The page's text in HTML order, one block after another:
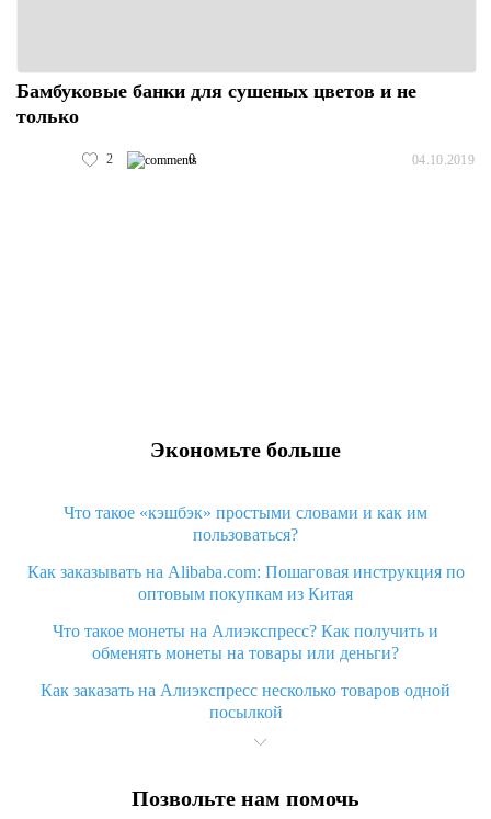
Бамбуковые банки для сушеных цветов и не
только
2 0 04.10.2019
Экономьте больше
Что такое «кэшбэк» простыми словами и как им
пользоваться?
Как заказывать на Alibaba.com: Пошаговая инструкция по
оптовым покупкам из Китая
Что такое монеты на Алиэкспресс? Как получить и
обменять монеты на товары или деньги?
Как заказать на Алиэкспресс несколько товаров одной
посылкой
Что значит статус «Заказ закрыт» на Алиэкспресс и что
Что делать, если Алиэкспресс просит ввести паспортные
Позвольте нам помочь